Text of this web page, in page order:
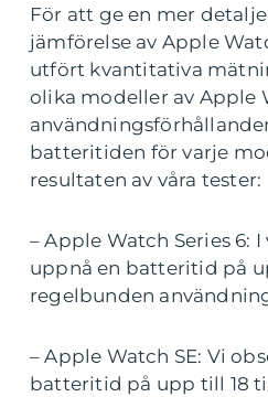
För att ge en mer
jämförelse av Apple
utfört kvantitativa
olika modeller av Apple
batteritiden för varje
resultaten av våra tester:
– Apple Watch Series 6:
uppnå en batteritid på
regelbunden
– Apple Watch SE: Vi
batteritid på upp till 18